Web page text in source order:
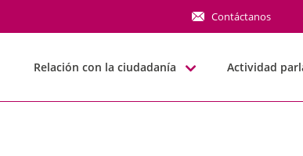
en el pleno
Contáctanos
Relación con la ciudadanía Actividad